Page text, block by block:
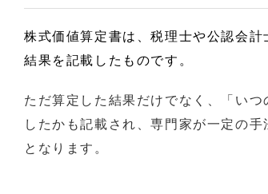
株式価値算定書は、税理士や公認会
結果を記載したものです。
ただ算定した結果だけでなく、「い
したかも記載され、専門家が一定の
となります。